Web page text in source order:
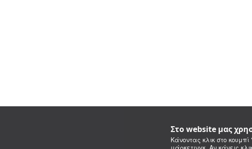
Στο website μας
Κάνοντας κλικ στο